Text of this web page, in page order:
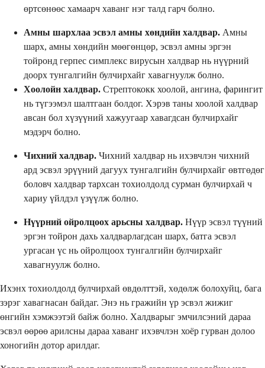
өртсөнөөс хамаарч хаванг нэг талд гарч болно.
Амны шархлаа эсвэл амны хөндийн халдвар. Амны
шарх, амны хөндийн мөөгөнцөр, эсвэл амны эргэн
тойронд герпес симплекс вирусын халдвар нь нүүрний
доорх тунгалгийн булчирхайг хавагнуулж болно.
Хоолойн халдвар. Стрептококк хоолой, ангина, фарингит
нь түгээмэл шалтгаан болдог. Хэрэв таны хоолой халдвар
авсан бол хүзүүний хажуугаар хавагдсан булчирхайг
мэдэрч болно.
Чихний халдвар. Чихний халдвар нь ихэвчлэн чихний
ард эсвэл эрүүний дагуух тунгалгийн булчирхайг өвтгөдөг
боловч халдвар тархсан тохиолдолд сурман булчирхай ч
хариу үйлдэл үзүүлж болно.
Нүүрний ойролцоох арьсны халдвар. Нүүр эсвэл түүний
эргэн тойрон дахь халдварлагдсан шарх, батга эсвэл
ургасан үс нь ойролцоох тунгалгийн булчирхайг
хавагнуулж болно.
Ихэнх тохиолдолд булчирхай өвдөлттэй, хөдөлж болохуйц, бага
зэрэг хавагнасан байдаг. Энэ нь гражийн үр эсвэл жижиг
өнгийн хэмжээтэй байж болно. Халдварыг эмчилсэний дараа
эсвэл өөрөө арилсны дараа хаванг ихэвчлэн хоёр гурван долоо
хоногийн дотор арилдаг.